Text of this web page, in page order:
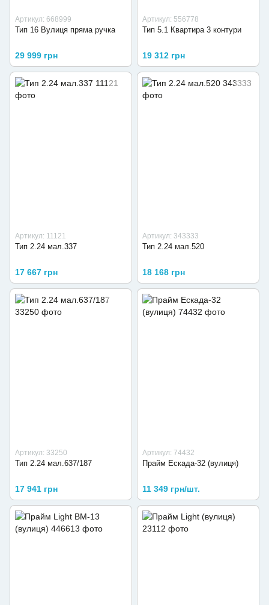
Артикул: 668999
Тип 16 Вулиця пряма ручка
29 999 грн
Артикул: 556778
Тип 5.1 Квартира 3 контури
19 312 грн
Артикул: 11121
Тип 2.24 мал.337
17 667 грн
Артикул: 343333
Тип 2.24 мал.520
18 168 грн
Артикул: 33250
Тип 2.24 мал.637/187
17 941 грн
Артикул: 74432
Прайм Ескада-32 (вулиця)
11 349 грн/шт.